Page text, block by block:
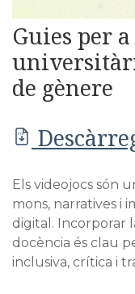
Guies per
de gènere
PDF
Els videojocs són
mons, narratives i
digital. Incorporar
docència és clau
inclusiva, crítica i